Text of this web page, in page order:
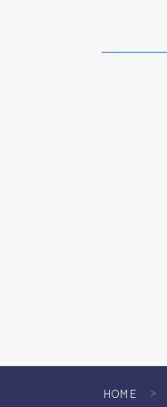
HOME ＞